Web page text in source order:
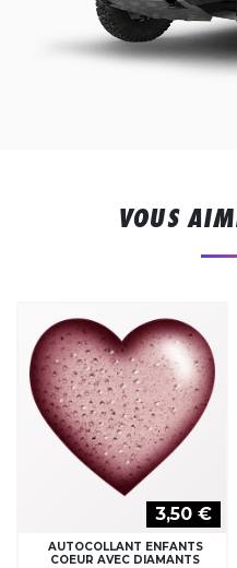
VOUS
3,50 €
AUTOCOLLANT ENFANTS
COEUR AVEC DIAMANTS